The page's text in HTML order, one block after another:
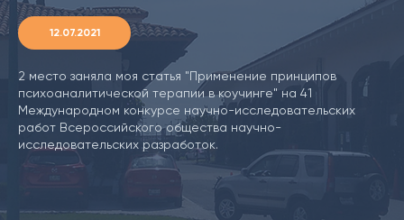
12.07.2021
2 место заняла моя статья "Применение принципов
психоаналитической терапии в коучинге" на 41
Международном конкурсе научно-исследовательских
работ Всероссийского общества научно-
исследовательских разработок.